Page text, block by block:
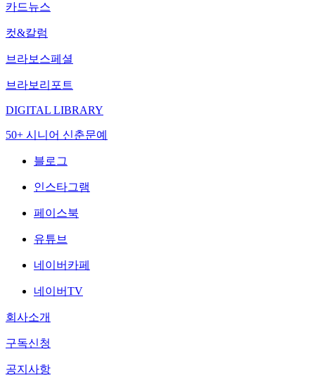
카드뉴스
컷&칼럼
브라보스페셜
브라보리포트
DIGITAL LIBRARY
50+ 시니어 신춘문예
블로그
인스타그램
페이스북
유튜브
네이버카페
네이버TV
회사소개
구독신청
공지사항